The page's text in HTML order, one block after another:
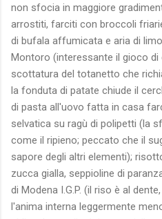
non sfocia in maggiore
arrostiti, farciti con broccoli
di bufala affumicata e aria di
Montoro (interessante il gioco
scottatura del totanetto che
la fonduta di patate chiude il
di pasta all'uovo fatta in casa
selvatica su ragù di polipetti (la
come il ripieno; peccato che il
sapore degli altri elementi);
zucca gialla, seppioline di
di Modena I.G.P. (il riso è al
l'anima interna leggermente